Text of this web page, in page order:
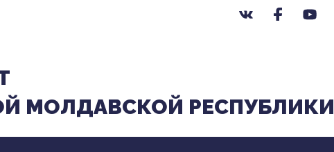
МОЛДАВСКОЙ РЕСПУБЛИКИ